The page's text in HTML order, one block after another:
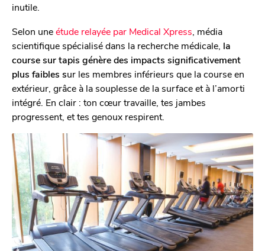
inutile.
Selon uneétude relayée par Medical Xpress , média
scientifique spécialisé dans la recherche médicale, la
course sur tapis génère des impacts significativement
plus faibles sur les membres inférieurs que la course en
extérieur, grâce à la souplesse de la surface et à l’amorti
intégré. En clair : ton cœur travaille, tes jambes
progressent, et tes genoux respirent.